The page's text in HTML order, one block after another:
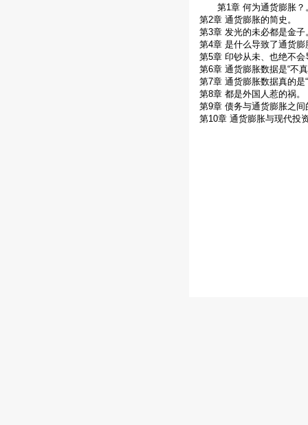
第1章 何为通货膨胀？
第2章 通货膨胀的简史。
第3章 发光的未必都是金子
第4章 是什么导致了通货膨
第5章 印钞从未、也绝不
第6章 通货膨胀数据是“不
第7章 通货膨胀数据真的是
第8章 都是外国人惹的祸。
第9章 债务与通货膨胀之间
第10章 通货膨胀与现代投